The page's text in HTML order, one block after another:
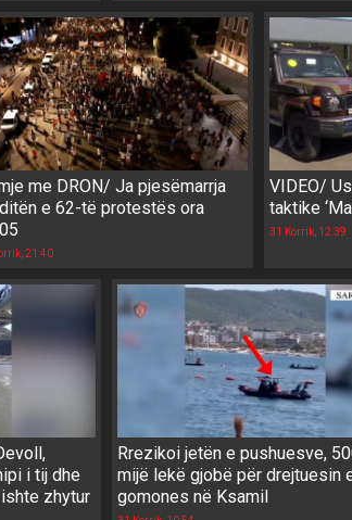
me DRON/ Ja pjesëmarrja
e 62-të protestës ora
21:40
VIDEO/
taktike
31 Korrik, 12:39
i tij dhe
zhytur
Rrezikoi jetën e pushuesve,
mijë lekë gjobë për drejtuesin
gomones në Ksamil